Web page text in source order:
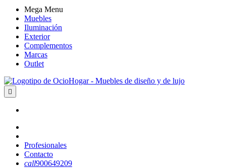
Mega Menu
Muebles
Iluminación
Exterior
Complementos
Marcas
Outlet

Profesionales
Contacto
call900649209